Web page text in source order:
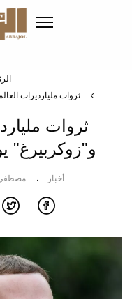
ثروات مليارديرات
ثروات
أخبار